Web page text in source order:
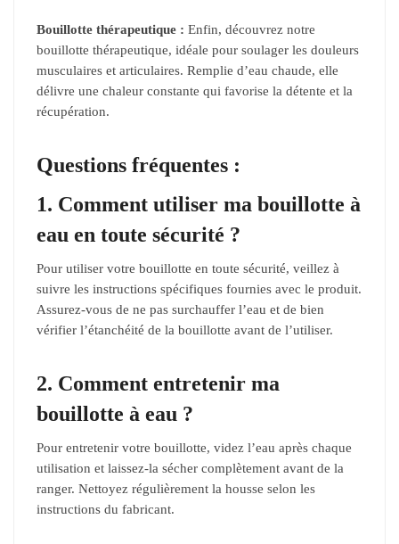
Bouillotte thérapeutique : Enfin, découvrez notre
bouillotte thérapeutique, idéale pour soulager les douleurs
musculaires et articulaires. Remplie d’eau chaude, elle
délivre une chaleur constante qui favorise la détente et la
récupération.
Questions fréquentes :
1. Comment utiliser ma bouillotte à
eau en toute sécurité ?
Pour utiliser votre bouillotte en toute sécurité, veillez à
suivre les instructions spécifiques fournies avec le produit.
Assurez-vous de ne pas surchauffer l’eau et de bien
vérifier l’étanchéité de la bouillotte avant de l’utiliser.
2. Comment entretenir ma
bouillotte à eau ?
Pour entretenir votre bouillotte, videz l’eau après chaque
utilisation et laissez-la sécher complètement avant de la
ranger. Nettoyez régulièrement la housse selon les
instructions du fabricant.